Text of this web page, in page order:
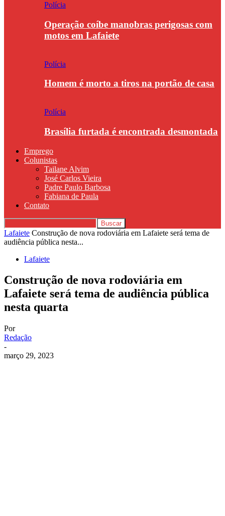
Polícia
Operação coíbe manobras perigosas com
motos em Lafaiete
Polícia
Homem é morto a tiros na portão de casa
Polícia
Brasília furtada é encontrada desmontada
Emprego
Colunistas
Tailane Alvim
José Carlos Vieira
Padre Paulo Barbosa
Fabiana de Paula
Contato
Lafaiete Construção de nova rodoviária em Lafaiete será tema de
audiência pública nesta...
Lafaiete
Construção de nova rodoviária em
Lafaiete será tema de audiência pública
nesta quarta
Por
Redação
-
março 29, 2023